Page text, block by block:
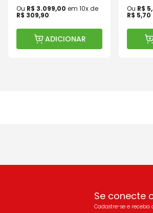
Ou R$ 3.099,00 em 10x de
R$ 309,90
ADICIONAR
Ou R$ 5,
R$ 5,70
Se conecte
Cadastre-se e receba